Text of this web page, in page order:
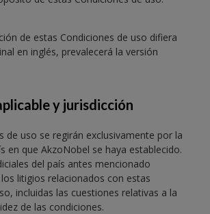
de estas Condiciones de uso difiera
en inglés, prevalecerá la versión
y jurisdicción
de uso se regirán exclusivamente por la
en que AkzoNobel se haya establecido.
del país antes mencionado
litigios relacionados con estas
incluidas las cuestiones relativas a la
de las condiciones.